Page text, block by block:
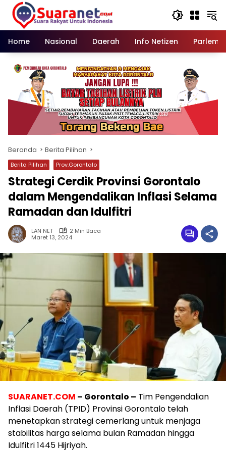
Langsung
konten
Home
Nasional Daerah Info Netizen
Beranda Berita Pilihan
Berita Pilihan Prov.Gorontalo
Strategi Cerdik Provinsi Gorontalo
dalam Mengendalikan Inflasi Selama
Ramadan dan Idulfitri
LAN NET
2 Min Baca
Maret 13, 2024
SUARANET.COM – Gorontalo – Tim Pengendalian
Inflasi Daerah (TPID) Provinsi Gorontalo telah
menetapkan strategi cemerlang untuk menjaga
stabilitas harga selama bulan Ramadan hingga
Idulfitri 1445 Hijriyah.